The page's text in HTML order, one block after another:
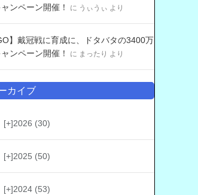
ンペーン開催！
に うぃうぃ より
】戴冠戦に育成に、ドタバタの3400万
ンペーン開催！
に まったり より
カイブ
[+]2026 (30)
[+]2025 (50)
[+]2024 (53)